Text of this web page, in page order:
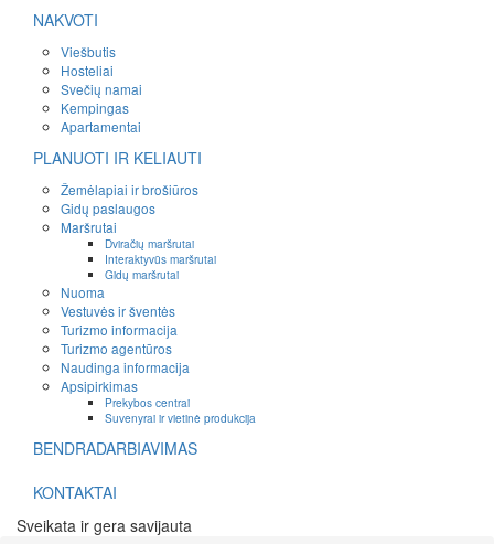
NAKVOTI
Viešbutis
Hosteliai
Svečių namai
Kempingas
Apartamentai
PLANUOTI IR KELIAUTI
Žemėlapiai ir brošiūros
Gidų paslaugos
Maršrutai
Dviračių maršrutai
Interaktyvūs maršrutai
Gidų maršrutai
Nuoma
Vestuvės ir šventės
Turizmo informacija
Turizmo agentūros
Naudinga informacija
Apsipirkimas
Prekybos centrai
Suvenyrai ir vietinė produkcija
BENDRADARBIAVIMAS
KONTAKTAI
Sveikata ir gera savijauta